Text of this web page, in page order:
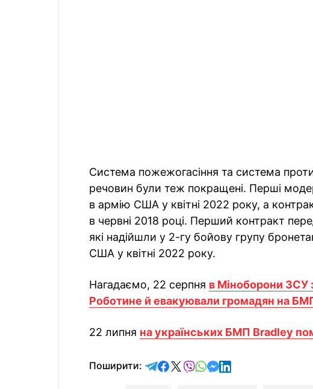
Система пожежогасіння та система
речовин були теж покращені. Перші
в армію США у квітні 2022 року, а
в червні 2018 році. Перший контракт
які надійшли у 2-гу бойову групу
США у квітні 2022 року.
Нагадаємо, 22 серпня в Міноборони ЗСУ
Роботине й евакуювали громадян на
22 липня на українських БМП Bradley
Поширити: відправити у Telegram
поділитись у Facebook
поділитись у X
відправити у Viber
відправити у Whatsapp
відправити у
відправити у